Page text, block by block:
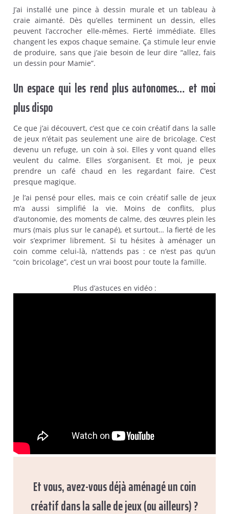
J’ai installé une pince à dessin murale et un tableau à
craie aimanté. Dès qu’elles terminent un dessin, elles
peuvent l’accrocher elle-mêmes. Fierté immédiate. Elles
changent les expos chaque semaine. Ça stimule leur envie
de produire, sans que j’aie besoin de leur dire “allez, fais
un dessin pour Mamie”.
Un espace qui les rend plus autonomes… et moi
plus dispo
Ce que j’ai découvert, c’est que ce coin créatif dans la salle
de jeux n’était pas seulement une aire de bricolage. C’est
devenu un refuge, un coin à soi. Elles y vont quand elles
veulent du calme. Elles s’organisent. Et moi, je peux
prendre un café chaud en les regardant faire. C’est
presque magique.
Je l’ai pensé pour elles, mais ce coin créatif salle de jeux
m’a aussi simplifié la vie. Moins de conflits, plus
d’autonomie, des moments de calme, des œuvres plein les
murs (mais plus sur le canapé), et surtout… la fierté de les
voir s’exprimer librement. Si tu hésites à aménager un
coin comme celui-là, n’attends pas : ce n’est pas qu’un
“coin bricolage”, c’est un vrai boost pour toute la famille.
Plus d’astuces en vidéo :
Et vous, avez-vous déjà aménagé un coin
créatif dans la salle de jeux (ou ailleurs) ?